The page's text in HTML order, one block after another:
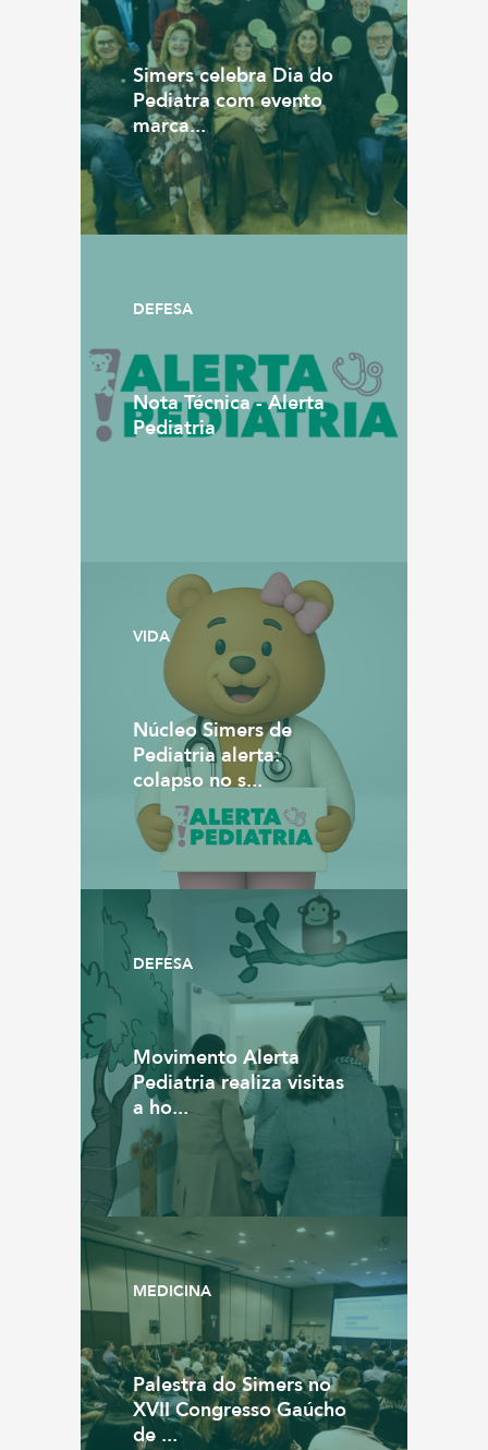
Simers celebra Dia do
Pediatra com evento
marca...
DEFESA
Nota Técnica - Alerta
Pediatria
VIDA
Núcleo Simers de
Pediatria alerta:
colapso no s...
DEFESA
Movimento Alerta
Pediatria realiza visitas
a ho...
MEDICINA
Palestra do Simers no
XVII Congresso Gaúcho
de ...